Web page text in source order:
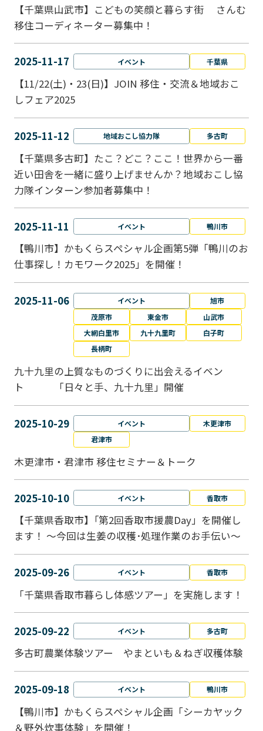
【千葉県山武市】こどもの笑顔と暮らす街 さんむ
移住コーディネーター募集中！
2025-11-17 イベント 千葉県
【11/22(土)・23(日)】JOIN 移住・交流＆地域おこ
しフェア2025
2025-11-12 地域おこし協力隊 多古町
【千葉県多古町】たこ？どこ？ここ！世界から一番
近い田舎を一緒に盛り上げませんか？地域おこし協
力隊インターン参加者募集中！
2025-11-11 イベント 鴨川市
【鴨川市】かもくらスペシャル企画第5弾「鴨川のお
仕事探し！カモワーク2025」を開催！
2025-11-06 イベント
旭市
茂原市
東金市
山武市
大網白里市
九十九里町
白子町
長柄町
九十九里の上質なものづくりに出会えるイベン
ト 「日々と手、九十九里」開催
2025-10-29 イベント
木更津市
君津市
木更津市・君津市 移住セミナー＆トーク
2025-10-10 イベント 香取市
【千葉県香取市】｢第2回香取市援農Day」を開催し
ます！ ～今回は生姜の収穫･処理作業のお手伝い～
2025-09-26 イベント 香取市
「千葉県香取市暮らし体感ツアー」を実施します！
2025-09-22 イベント 多古町
多古町農業体験ツアー やまといも＆ねぎ収穫体験
2025-09-18 イベント 鴨川市
【鴨川市】かもくらスペシャル企画「シーカヤック
＆野外炊事体験」を開催！